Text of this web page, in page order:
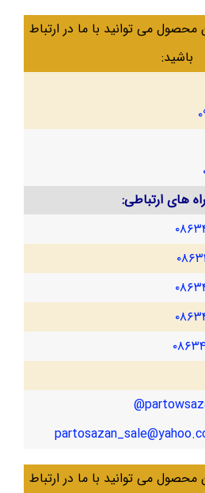
می توانید با ما در ارتباط
باشید:
های ارتباطی:
می توانید با ما در ارتباط